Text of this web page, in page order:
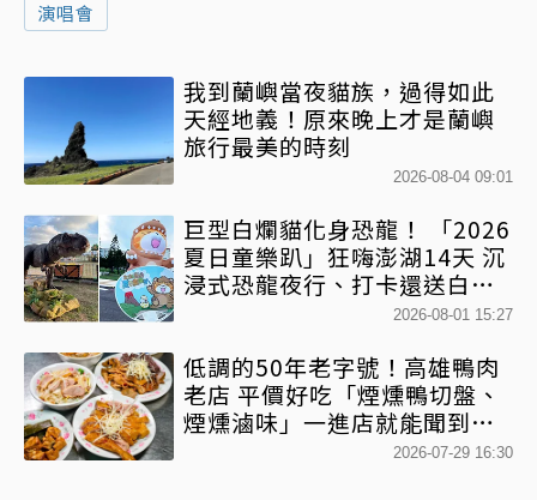
演唱會
我到蘭嶼當夜貓族，過得如此
天經地義！原來晚上才是蘭嶼
旅行最美的時刻
2026-08-04 09:01
巨型白爛貓化身恐龍！ 「2026
夏日童樂趴」狂嗨澎湖14天 沉
浸式恐龍夜行、打卡還送白爛
2026-08-01 15:27
低調的50年老字號！高雄鴨肉
老店 平價好吃「煙燻鴨切盤、
煙燻滷味」一進店就能聞到香
2026-07-29 16:30